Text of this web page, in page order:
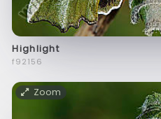
Highlight
f92156
Zoom